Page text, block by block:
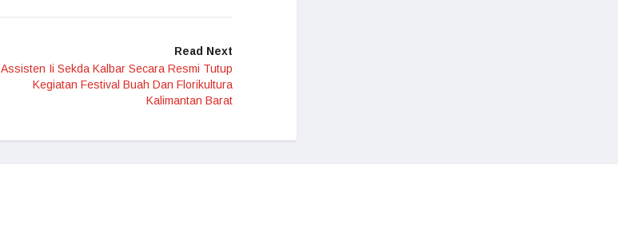
Read Next
Assisten Ii Sekda Kalbar Secara Resmi Tutup
Kegiatan Festival Buah Dan Florikultura
Kalimantan Barat